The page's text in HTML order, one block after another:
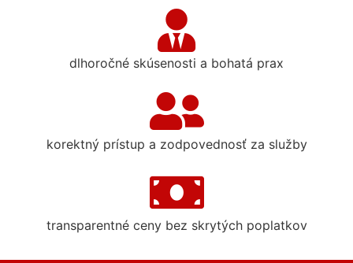
dlhoročné skúsenosti a bohatá prax
korektný prístup a zodpovednosť za služby
transparentné ceny bez skrytých poplatkov